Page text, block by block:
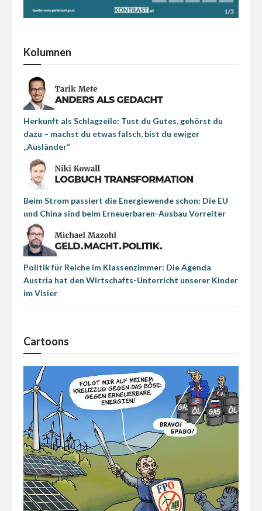
Kolumnen
Herkunft als Schlagzeile: Tust du Gutes, gehörst du
dazu – machst du etwas falsch, bist du ewiger
„Ausländer“
Beim Strom passiert die Energiewende schon: Die EU
und China sind beim Erneuerbaren-Ausbau Vorreiter
Politik für Reiche im Klassenzimmer: Die Agenda
Austria hat den Wirtschafts-Unterricht unserer Kinder
im Visier
Cartoons